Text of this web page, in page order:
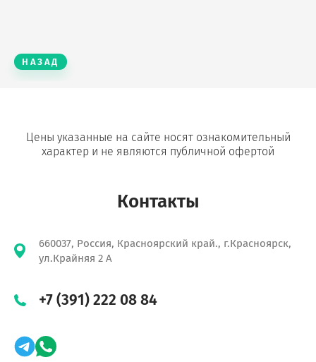
НАЗАД
Цены указанные на сайте носят ознакомительный
характер и не являются публичной офертой
Контакты
660037, Россия, Красноярский край., г.Красноярск,
ул.Крайняя 2 А
+7 (391) 222 08 84